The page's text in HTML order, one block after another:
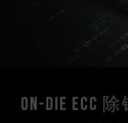
On-Die ECC